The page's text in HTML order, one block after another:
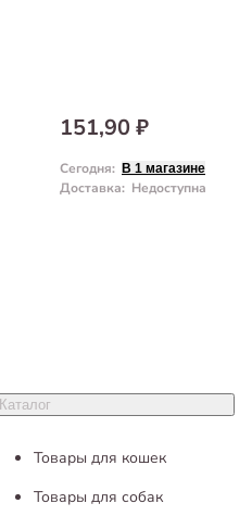
151,90 ₽
Сегодня: В 1 магазине
Доставка: Недоступна
Каталог
Товары для кошек
Товары для собак